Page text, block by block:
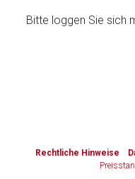
Bitte loggen Sie sich
Rechtliche Hinweise